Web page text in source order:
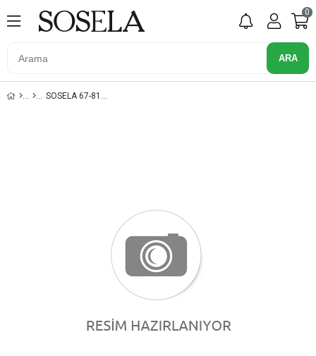
0
SOSELA 67-8107 LACIVERT